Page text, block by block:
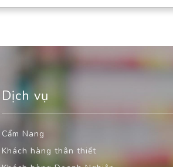
Dịch vụ
Cẩm Nang
Khách hàng thân thiết